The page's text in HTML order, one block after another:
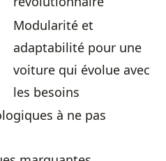
Modularité et
adaptabilité pour une
voiture qui évolue avec
les besoins
à ne pas